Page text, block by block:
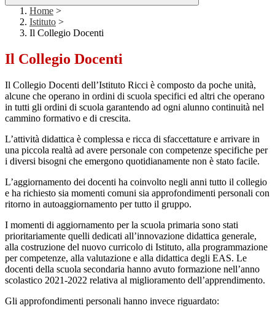
Home >
Istituto >
Il Collegio Docenti
Il Collegio Docenti
Il Collegio Docenti dell’Istituto Ricci è composto da poche unità,
alcune che operano in ordini di scuola specifici ed altri che operano
in tutti gli ordini di scuola garantendo ad ogni alunno continuità nel
cammino formativo e di crescita.
L’attività didattica è complessa e ricca di sfaccettature e arrivare in
una piccola realtà ad avere personale con competenze specifiche per
i diversi bisogni che emergono quotidianamente non è stato facile.
L’aggiornamento dei docenti ha coinvolto negli anni tutto il collegio
e ha richiesto sia momenti comuni sia approfondimenti personali con
ritorno in autoaggiornamento per tutto il gruppo.
I momenti di aggiornamento per la scuola primaria sono stati
prioritariamente quelli dedicati all’innovazione didattica generale,
alla costruzione del nuovo curricolo di Istituto, alla programmazione
per competenze, alla valutazione e alla didattica degli EAS. Le
docenti della scuola secondaria hanno avuto formazione nell’anno
scolastico 2021-2022 relativa al miglioramento dell’apprendimento.
Gli approfondimenti personali hanno invece riguardato: